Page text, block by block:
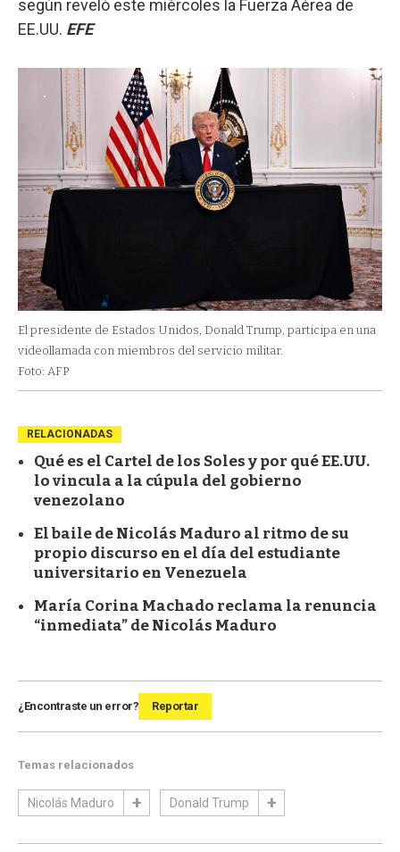
según reveló este miércoles la Fuerza Aérea de
EE.UU. EFE
El presidente de Estados Unidos, Donald Trump, participa en una
videollamada con miembros del servicio militar.
Foto: AFP
RELACIONADAS
Qué es el Cartel de los Soles y por qué EE.UU.
lo vincula a la cúpula del gobierno
venezolano
El baile de Nicolás Maduro al ritmo de su
propio discurso en el día del estudiante
universitario en Venezuela
María Corina Machado reclama la renuncia
“inmediata” de Nicolás Maduro
¿Encontraste un error? Reportar
Temas relacionados
Nicolás Maduro Donald Trump